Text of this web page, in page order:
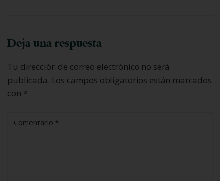
Deja una respuesta
Tu dirección de correo electrónico no será
publicada. Los campos obligatorios están marcados
con *